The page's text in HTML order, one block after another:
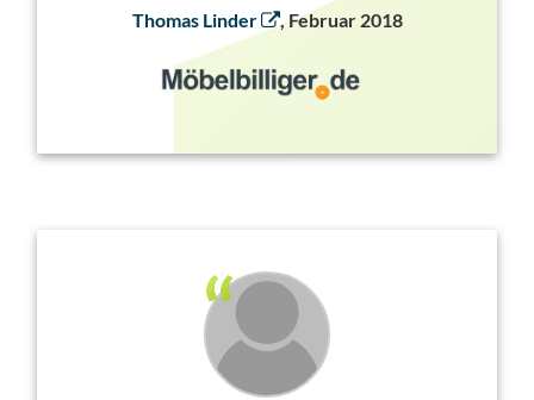
Thomas Linder , Februar 2018